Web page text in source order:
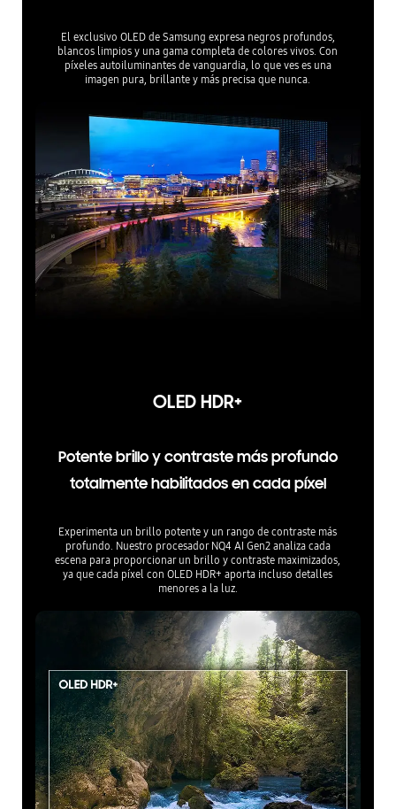
El exclusivo OLED de Samsung expresa negros profundos,
blancos limpios y una gama completa de colores vivos. Con
píxeles autoiluminantes de vanguardia, lo que ves es una
imagen pura, brillante y más precisa que nunca.
OLED HDR+
Potente brillo y contraste más profundo
totalmente habilitados en cada píxel
Experimenta un brillo potente y un rango de contraste más
profundo. Nuestro procesador NQ4 AI Gen2 analiza cada
escena para proporcionar un brillo y contraste maximizados,
ya que cada píxel con OLED HDR+ aporta incluso detalles
menores a la luz.